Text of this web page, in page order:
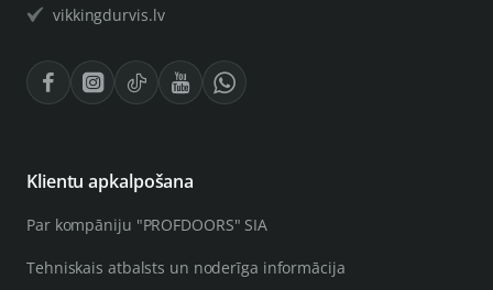
vikkingdurvis.lv
Klientu apkalpošana
Par kompāniju "PROFDOORS" SIA
Tehniskais atbalsts un noderīga informācija